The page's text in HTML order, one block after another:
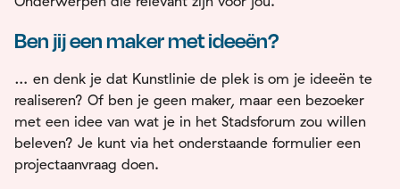
Ben jij een maker met ideeën?
… en denk je dat Kunstlinie de plek is om je ideeën te
realiseren? Of ben je geen maker, maar een bezoeker
met een idee van wat je in het Stadsforum zou willen
beleven? Je kunt via het onderstaande formulier een
projectaanvraag doen.